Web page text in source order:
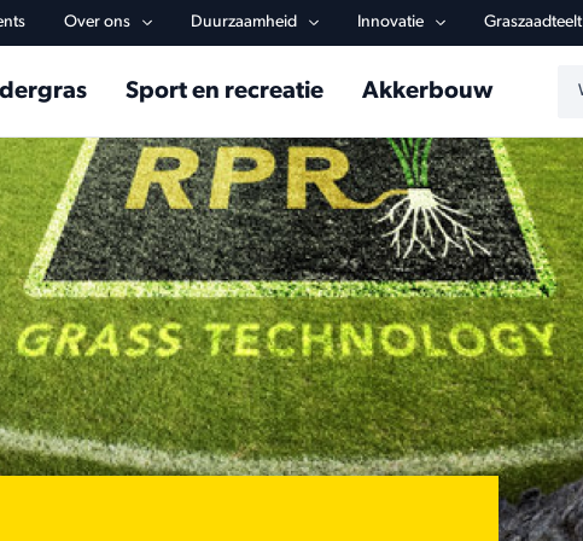
Over ons Duurzaamheid Innovatie Graszaadteelt
navigationSport en recreatie Akkerbouw